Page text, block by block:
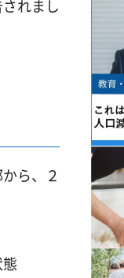
れまし
ら、２